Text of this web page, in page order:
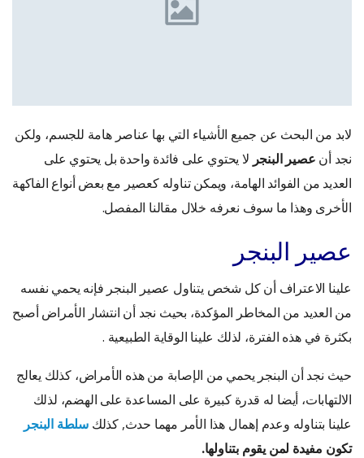
لابد من البحث عن جميع الأشياء التي بها عناصر هامة للجسم، ولكن
نجد أن عصير البنجر لا يحتوي على فائدة واحدة بل يحتوي على
العديد من الفوائد الهامة، ويمكن تناوله كعصير مع بعض أنواع الفاكهة
الأخرى وهذا ما سوف نعرفه خلال مقالنا المفصل.
عصير البنجر
علينا الاعتراف أن كل شخص يتناول عصير البنجر فإنه يحمي نفسه
من العديد من المخاطر المؤكدة، بحيث نجد أن انتشار الأمراض أصبح
بكثرة في هذه الفترة، لذلك علينا الوقاية الطبيعية .
حيث نجد أن البنجر يحمي من الإصابة من هذه الأمراض، كذلك يعالج
الالتهابات، أيضا له قدرة كبيرة على المساعدة على الهضم، لذلك
علينا بتناوله وعدم إهمال هذا الأمر مهما حدث, كذلك سلطة البنجر
تكون مفيدة لمن يقوم بتناولها.